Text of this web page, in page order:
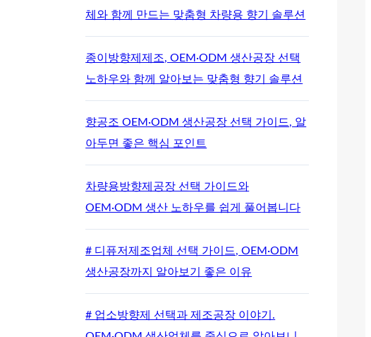
체와 함께 만드는 맞춤형 차량용 향기 솔루션
종이방향제제조, OEM·ODM 생산공장 선택
노하우와 함께 알아보는 맞춤형 향기 솔루션
향공조 OEM·ODM 생산공장 선택 가이드, 알
아두면 좋은 핵심 포인트
차량용방향제공장 선택 가이드와
OEM·ODM 생산 노하우를 쉽게 풀어봅니다
# 디퓨저제조업체 선택 가이드, OEM·ODM
생산공장까지 알아보기 좋은 이유
# 업소방향제 선택과 제조공장 이야기.